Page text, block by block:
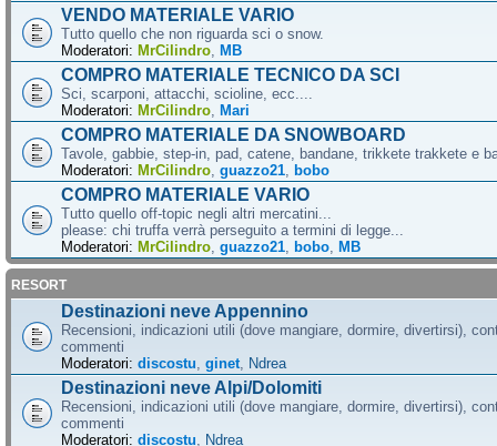
VENDO MATERIALE VARIO
Tutto quello che non riguarda sci o snow.
Moderatori: MrCilindro MB
COMPRO MATERIALE TECNICO DA SCI
Sci, scarponi, attacchi, scioline, ecc....
Moderatori: MrCilindro Mari
COMPRO MATERIALE DA SNOWBOARD
Tavole, gabbie, step-in, pad, catene, bandane, trikkete trakkete e
Moderatori: MrCilindro guazzo21 bobo
COMPRO MATERIALE VARIO
Tutto quello off-topic negli altri mercatini...
please: chi truffa verrà perseguito a termini di legge...
Moderatori: MrCilindro guazzo21 bobo MB
RESORT
Destinazioni neve Appennino
Recensioni, indicazioni utili (dove mangiare, dormire, divertirsi),
commenti
Moderatori: discostu ginet Ndrea
Destinazioni neve Alpi/Dolomiti
Recensioni, indicazioni utili (dove mangiare, dormire, divertirsi),
commenti
Moderatori: discostu Ndrea